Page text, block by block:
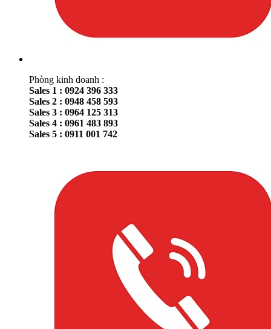
Phòng kinh doanh :
Sales 1 : 0924 396 333
Sales 2 : 0948 458 593
Sales 3 : 0964 125 313
Sales 4 : 0961 483 893
Sales 5 : 0911 001 742